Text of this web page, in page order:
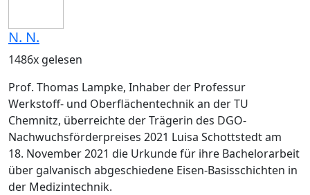
N. N.
1486x gelesen
Prof. Thomas Lampke, Inhaber der Professur
Werkstoff- und Oberflächentechnik an der TU
Chemnitz, überreichte der Trägerin des DGO-
Nachwuchsförderpreises 2021 Luisa Schottstedt am
18. November 2021 die Urkunde für ihre Bachelorarbeit
über galvanisch abgeschiedene Eisen-Basisschichten in
der Medizintechnik.